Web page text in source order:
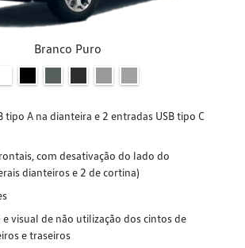
Branco Puro
tipo A na dianteira e 2 entradas USB tipo C
com desativação do lado do
dianteiros e 2 de cortina)
visual de não utilização dos cintos de
e traseiros